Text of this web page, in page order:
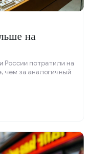
на
России потратили на
чем за аналогичный